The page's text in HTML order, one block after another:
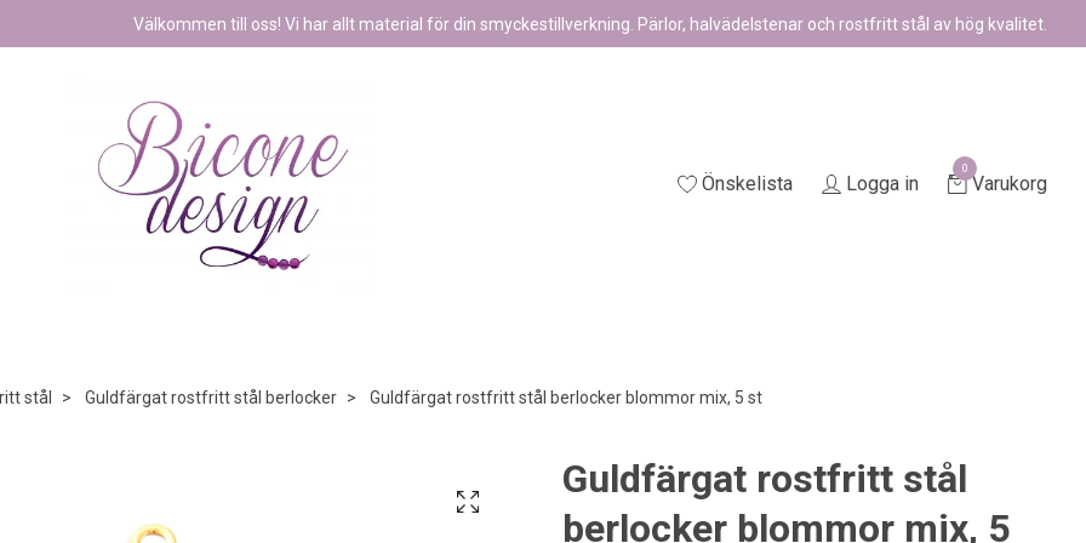
Välkommen till oss! Vi har allt material för din smyckestillverkning. Pärlor, halvädelstenar och rostfritt stål av hög kvalitet.
Önskelista Logga in
0
Varukorg
stål Guldfärgat rostfritt stål berlocker Guldfärgat rostfritt stål berlocker blommor mix, 5 st
Guldfärgat rostfritt stål
berlocker blommor mix, 5